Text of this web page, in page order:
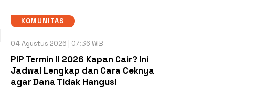
KOMUNITAS
04 Agustus 2026 | 07:36 WIB
PIP Termin II 2026 Kapan Cair? Ini
Jadwal Lengkap dan Cara Ceknya
agar Dana Tidak Hangus!